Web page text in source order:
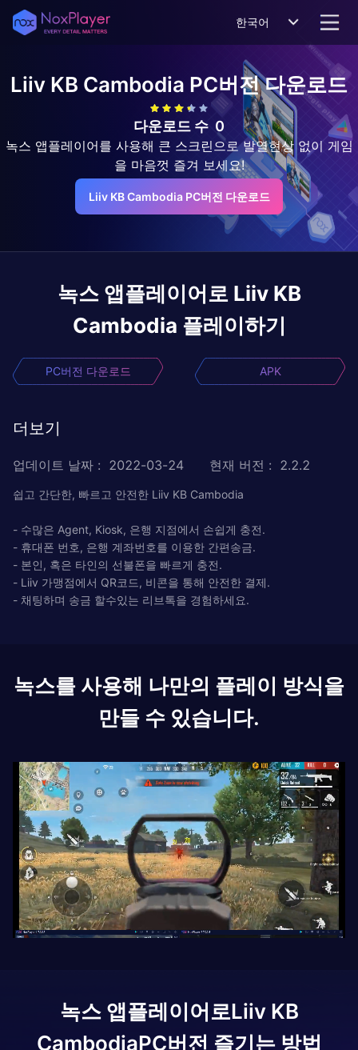
한국어
Liiv KB Cambodia PC버전 다운로드
다운로드 수 0
녹스 앱플레이어를 사용해 큰 스크린으로 발열현상 없이 게임
을 마음껏 즐겨 보세요!
Liiv KB Cambodia PC버전 다운로드
녹스 앱플레이어로 Liiv KB
Cambodia 플레이하기
PC버전 다운로드 APK
더보기
업데이트 날짜 : 2022-03-24 현재 버전 : 2.2.2
쉽고 간단한, 빠르고 안전한 Liiv KB Cambodia
- 수많은 Agent, Kiosk, 은행 지점에서 손쉽게 충전.
- 휴대폰 번호, 은행 계좌번호를 이용한 간편송금.
- 본인, 혹은 타인의 선불폰을 빠르게 충전.
- Liiv 가맹점에서 QR코드, 비콘을 통해 안전한 결제.
- 채팅하며 송금 할수있는 리브톡을 경험하세요.
녹스를 사용해 나만의 플레이 방식을
만들 수 있습니다.
녹스 앱플레이어로Liiv KB
CambodiaPC버전 즐기는 방법